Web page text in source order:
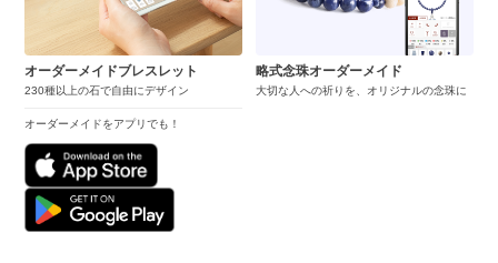
オーダーメイドブレスレット
230種以上の石で自由にデザイン
オーダーメイドをアプリでも！
略式念珠オーダーメイド
大切な人への祈りを、オリジナルの念珠に